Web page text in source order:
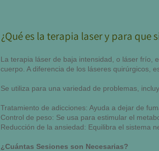
¿Qué es la terapia laser y para que
La terapia láser de baja intensidad, o láser frío,
cuerpo. A diferencia de los láseres quirúrgicos,
Se utiliza para una variedad de problemas,
Tratamiento de adicciones: Ayuda a dejar de
Control de peso: Se usa para estimular el
Reducción de la ansiedad: Equilibra el sistema
¿Cuántas Sesiones son Necesarias?